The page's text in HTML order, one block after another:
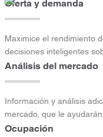
Oferta y demanda
Maximice el rendimiento
decisiones inteligentes
Análisis del mercado
Información y análisis
mercado, que le
Ocupación